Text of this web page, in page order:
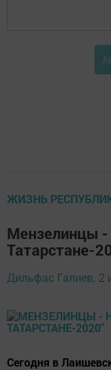
ЖИЗНЬ
Мензелинцы -
Татарстане-
Дильфас Галиев, 2
Сегодня в